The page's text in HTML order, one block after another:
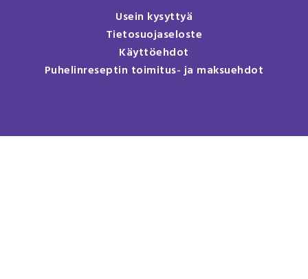
Usein kysyttyä
Tietosuojaseloste
Käyttöehdot
Puhelinreseptin toimitus- ja maksuehdot